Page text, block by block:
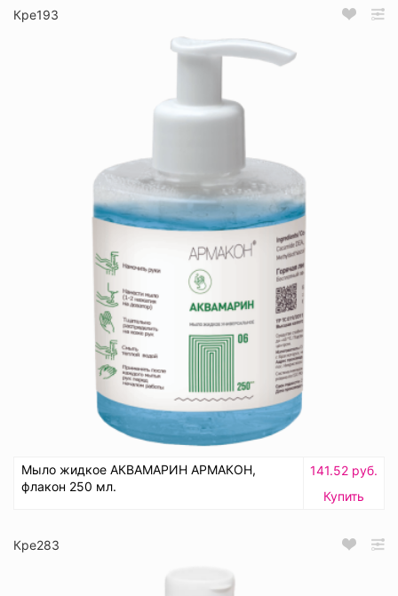
Кре193
Мыло жидкое АКВАМАРИН АРМАКОН,
флакон 250 мл.
141.52 руб.
Купить
Кре283